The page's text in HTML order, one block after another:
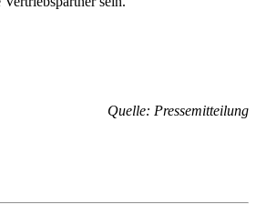
Quelle: Pressemitteilung